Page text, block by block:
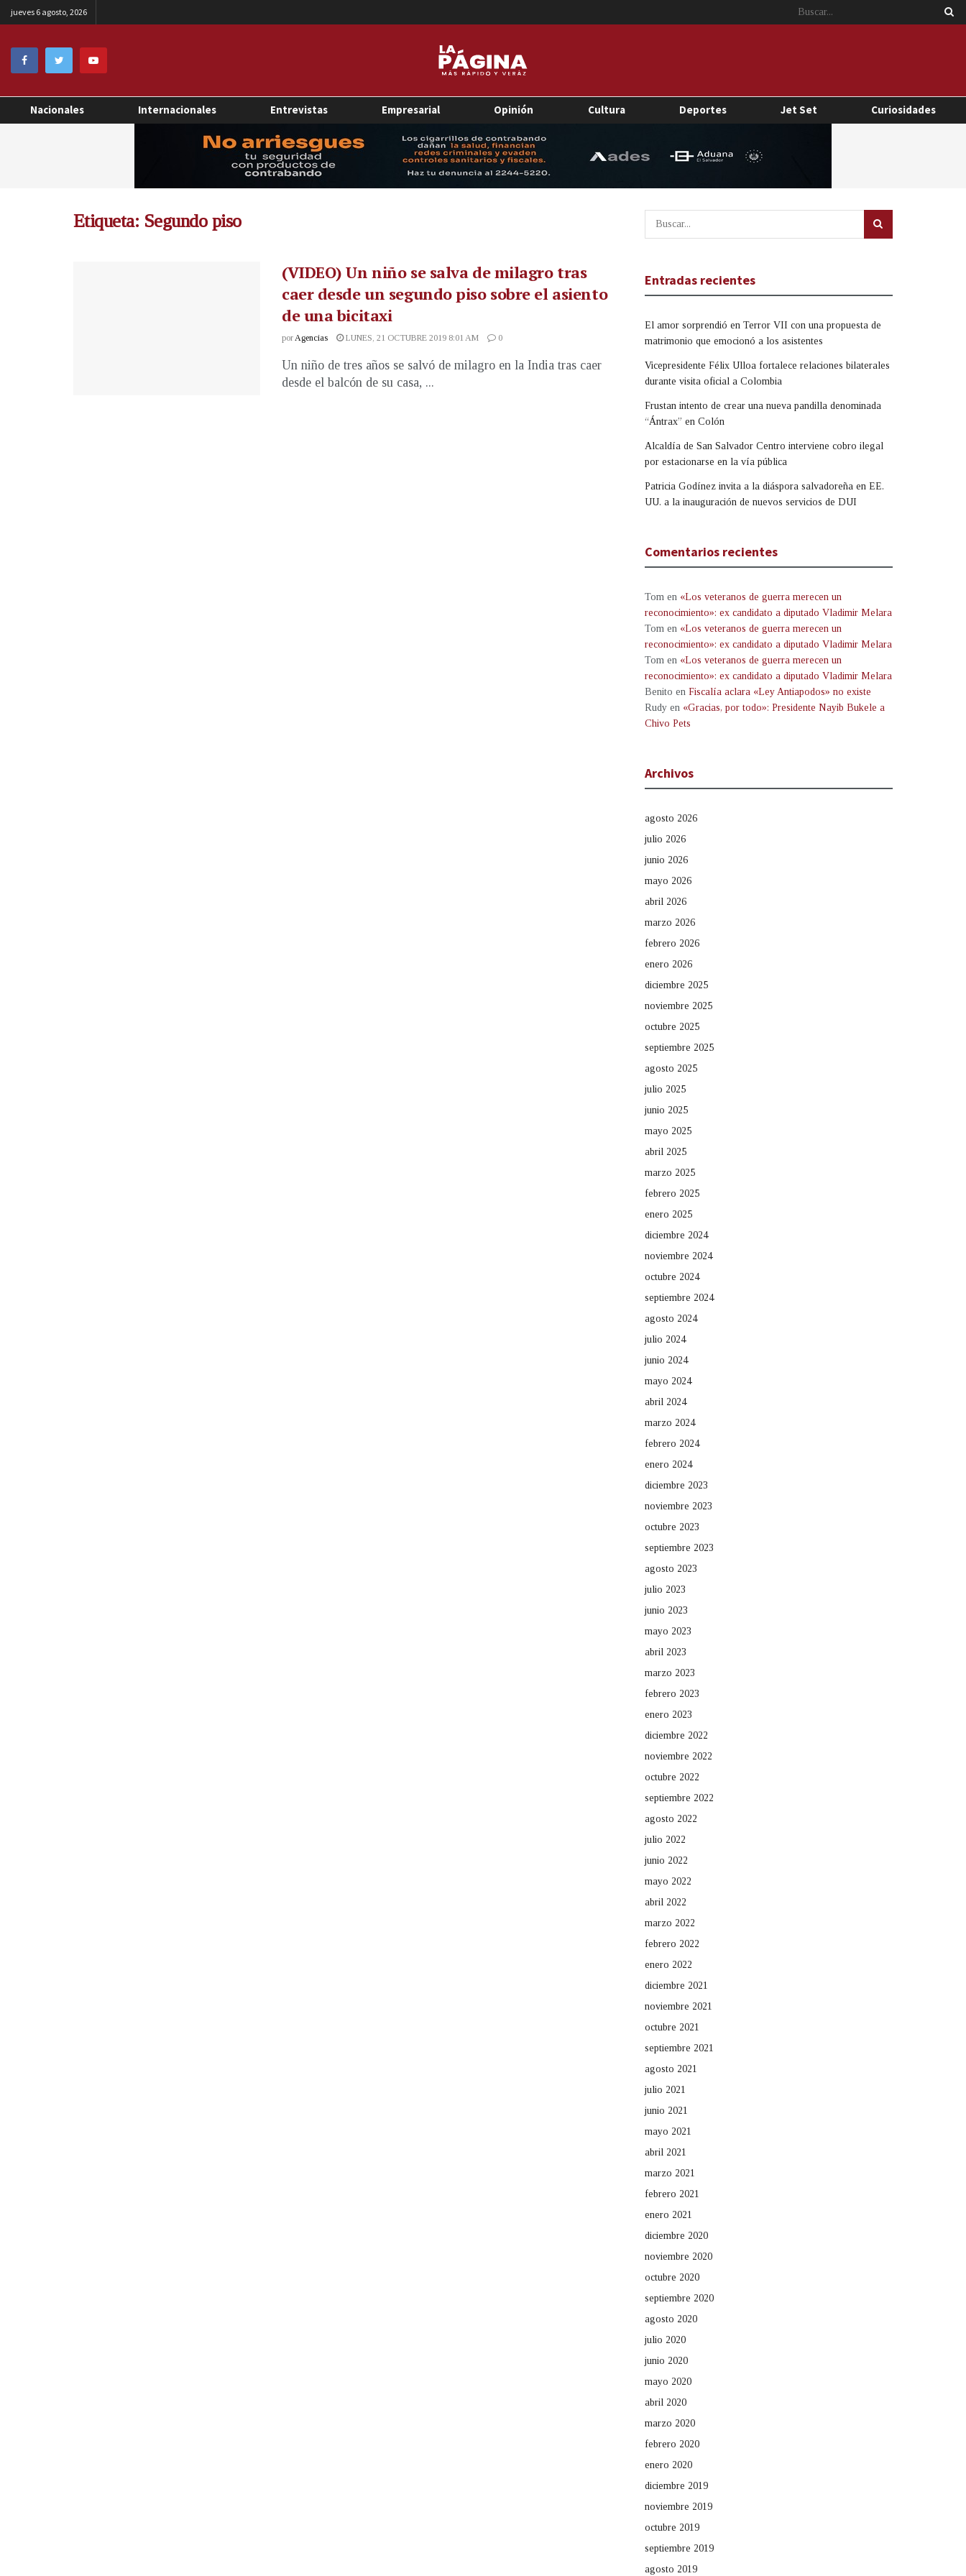
jueves 6 agosto, 2026
Nacionales Internacionales Entrevistas Empresarial Opinión Cultura Deportes Jet Set Curiosidades
Etiqueta: Segundo piso
(VIDEO) Un niño se salva de milagro tras
caer desde un segundo piso sobre el asiento
de una bicitaxi
porAgencias LUNES, 21 OCTUBRE 2019 8:01 AM 0
Un niño de tres años se salvó de milagro en la India tras caer
desde el balcón de su casa, ...
Entradas recientes
El amor sorprendió en Terror VII con una propuesta de
matrimonio que emocionó a los asistentes
Vicepresidente Félix Ulloa fortalece relaciones bilaterales
durante visita oficial a Colombia
Frustan intento de crear una nueva pandilla denominada
“Ántrax” en Colón
Alcaldía de San Salvador Centro interviene cobro ilegal
por estacionarse en la vía pública
Patricia Godínez invita a la diáspora salvadoreña en EE.
UU. a la inauguración de nuevos servicios de DUI
Comentarios recientes
Tom en «Los veteranos de guerra merecen un
reconocimiento»: ex candidato a diputado Vladimir Melara
Tom en «Los veteranos de guerra merecen un
reconocimiento»: ex candidato a diputado Vladimir Melara
Tom en «Los veteranos de guerra merecen un
reconocimiento»: ex candidato a diputado Vladimir Melara
Benito en Fiscalía aclara «Ley Antiapodos» no existe
Rudy en «Gracias, por todo»: Presidente Nayib Bukele a
Chivo Pets
Archivos
agosto 2026
julio 2026
junio 2026
mayo 2026
abril 2026
marzo 2026
febrero 2026
enero 2026
diciembre 2025
noviembre 2025
octubre 2025
septiembre 2025
agosto 2025
julio 2025
junio 2025
mayo 2025
abril 2025
marzo 2025
febrero 2025
enero 2025
diciembre 2024
noviembre 2024
octubre 2024
septiembre 2024
agosto 2024
julio 2024
junio 2024
mayo 2024
abril 2024
marzo 2024
febrero 2024
enero 2024
diciembre 2023
noviembre 2023
octubre 2023
septiembre 2023
agosto 2023
julio 2023
junio 2023
mayo 2023
abril 2023
marzo 2023
febrero 2023
enero 2023
diciembre 2022
noviembre 2022
octubre 2022
septiembre 2022
agosto 2022
julio 2022
junio 2022
mayo 2022
abril 2022
marzo 2022
febrero 2022
enero 2022
diciembre 2021
noviembre 2021
octubre 2021
septiembre 2021
agosto 2021
julio 2021
junio 2021
mayo 2021
abril 2021
marzo 2021
febrero 2021
enero 2021
diciembre 2020
noviembre 2020
octubre 2020
septiembre 2020
agosto 2020
julio 2020
junio 2020
mayo 2020
abril 2020
marzo 2020
febrero 2020
enero 2020
diciembre 2019
noviembre 2019
octubre 2019
septiembre 2019
agosto 2019